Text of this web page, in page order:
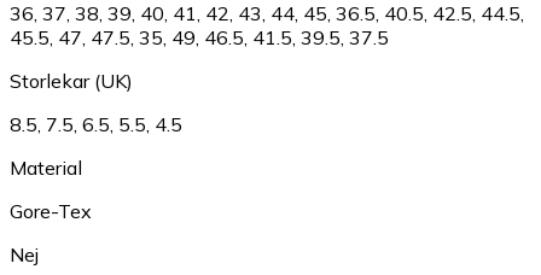
36, 37, 38, 39, 40, 41, 42, 43, 44, 45, 36.5, 40.5, 42.5, 44.5,
45.5, 47, 47.5, 35, 49, 46.5, 41.5, 39.5, 37.5
Storlekar (UK)
8.5, 7.5, 6.5, 5.5, 4.5
Material
Gore-Tex
Nej